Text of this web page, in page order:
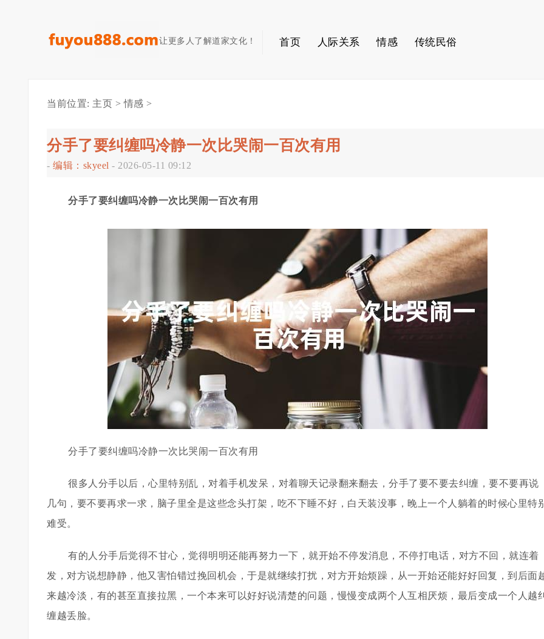
让更多人了解道家文化！ 首页 人际关系 情感 传统民俗
当前位置: 主页 >情感 >
分手了要纠缠吗冷静一次比哭闹一百次有用
- 编辑：skyeel - 2026-05-11 09:12
分手了要纠缠吗冷静一次比哭闹一百次有用
分手了要纠缠吗冷静一次比哭闹一百次有用
很多人分手以后，心里特别乱，对着手机发呆，对着聊天记录翻来翻去，分手了要不要去纠缠，要不要再说
几句，要不要再求一求，脑子里全是这些念头打架，吃不下睡不好，白天装没事，晚上一个人躺着的时候心里特
难受。
有的人分手后觉得不甘心，觉得明明还能再努力一下，就开始不停发消息，不停打电话，对方不回，就连着
发，对方说想静静，他又害怕错过挽回机会，于是就继续打扰，对方开始烦躁，从一开始还能好好回复，到后面
来越冷淡，有的甚至直接拉黑，一个本来可以好好说清楚的问题，慢慢变成两个人互相厌烦，最后变成一个人越
缠越丢脸。